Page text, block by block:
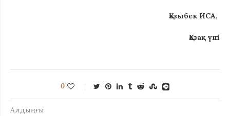
Қазыбек ИСА,
Қазақ үні
0
Алдыңғы